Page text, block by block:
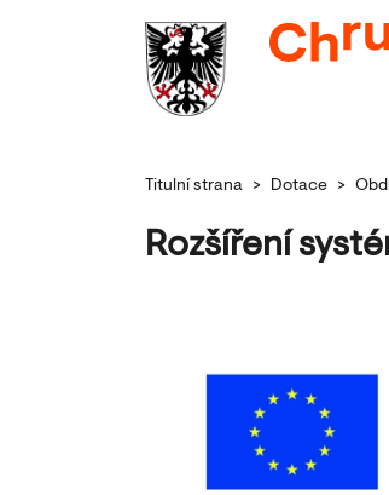
Titulní strana > Dotace >
Rozšíření